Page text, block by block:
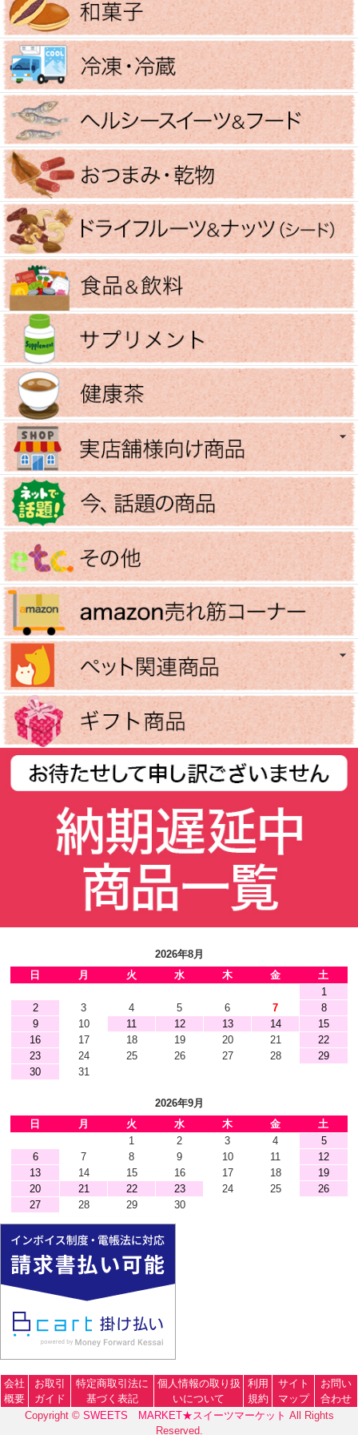
2026年8月
日
月 火 水 木 金
土
1
2
3 4 5 6 7
8
9
10 11 12 13 14
15
16
17 18 19 20 21
22
23
24 25 26 27 28
29
30
31
2026年9月
日
月 火 水 木 金
土
1
2 3 4
5
6
7 8 9 10 11
12
13
14 15 16 17 18
19
20
21 22 23 24 25
26
27
28 29 30
会社
概要
お取引
ガイド
特定商取引法に
基づく表記
個人情報の取り扱
いについて
利用
規約
サイト
マップ
お問い
合わせ
Copyright © SWEETS MARKET★スイーツマーケット All Rights
Reserved.